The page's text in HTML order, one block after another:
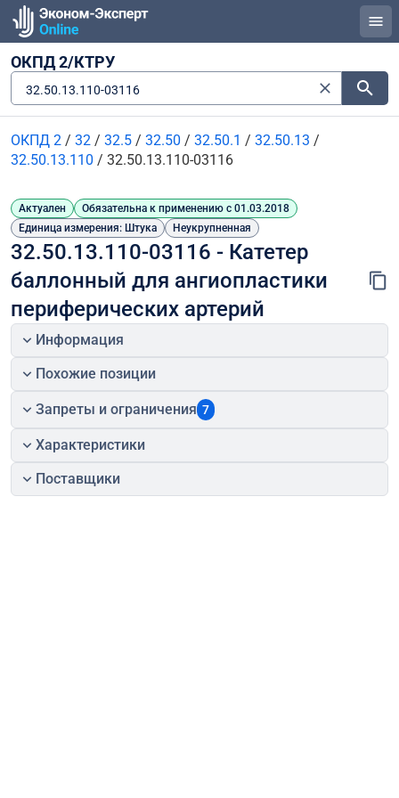
ОКПД 2/КТРУ
32.50.13.110-03116
ОКПД 2 / 32 / 32.5 / 32.50 / 32.50.1 / 32.50.13 /
32.50.13.110 / 32.50.13.110-03116
Актуален
Обязательна к применению с 01.03.2018
Единица измерения: Штука
Неукрупненная
32.50.13.110-03116 - Катетер
баллонный для ангиопластики
периферических артерий
Информация
Похожие позиции
Запреты и ограничения 7
Характеристики
Поставщики